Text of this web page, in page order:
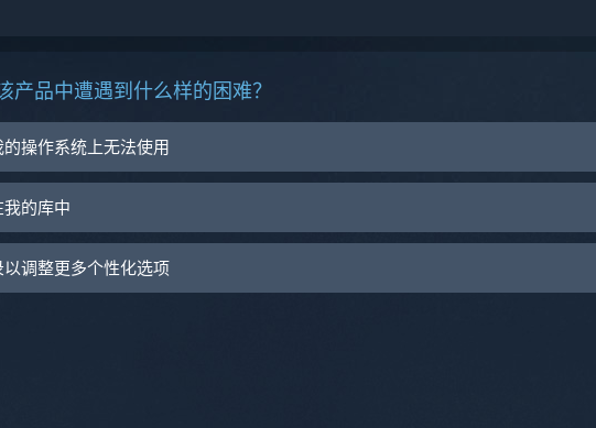
产品中遭遇到什么样的困难？
的操作系统上无法使用
我的库中
以调整更多个性化选项